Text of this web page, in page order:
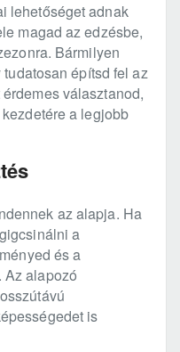
lehetőséget adnak
magad az edzésbe,
Bármilyen
építsd fel az
választanod,
a legjobb
az alapja. Ha
a
és a
Az alapozó
is